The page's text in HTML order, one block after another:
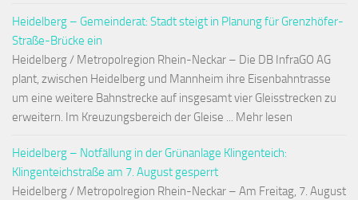
Heidelberg – Gemeinderat: Stadt steigt in Planung für Grenzhöfer-
Straße-Brücke ein
Heidelberg / Metropolregion Rhein-Neckar – Die DB InfraGO AG
plant, zwischen Heidelberg und Mannheim ihre Eisenbahntrasse
um eine weitere Bahnstrecke auf insgesamt vier Gleisstrecken zu
erweitern. Im Kreuzungsbereich der Gleise ... Mehr lesen
Heidelberg – Notfällung in der Grünanlage Klingenteich:
Klingenteichstraße am 7. August gesperrt
Heidelberg / Metropolregion Rhein-Neckar – Am Freitag, 7. August